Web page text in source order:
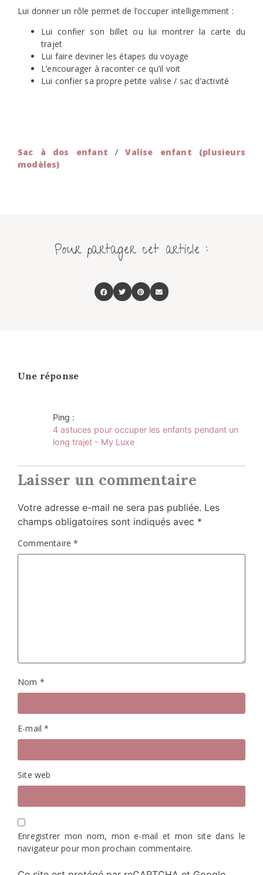
Lui donner un rôle permet de l’occuper intelligemment :
Lui confier son billet ou lui montrer la carte du
trajet
Lui faire deviner les étapes du voyage
L’encourager à raconter ce qu’il voit
Lui confier sa propre petite valise / sac d’activité
Sac à dos enfant/Valise enfant (plusieurs
modèles)
Pour partager cet article :
Une réponse
Ping :
4 astuces pour occuper les enfants pendant un
long trajet - My Luxe
Laisser un commentaire
Votre adresse e-mail ne sera pas publiée. Les
champs obligatoires sont indiqués avec *
Commentaire*
Nom *
E-mail*
Site web
Enregistrer mon nom, mon e-mail et mon site dans le
navigateur pour mon prochain commentaire.